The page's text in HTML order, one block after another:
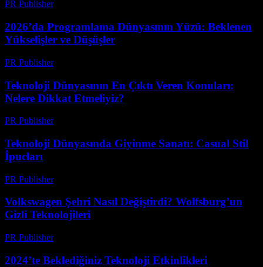
PR Publisher-
2026’da Programlama Dünyasının Yüzü: Beklenen
Yükselişler ve Düşüşler
PR Publisher-
Teknoloji Dünyasının En Çıktı Veren Konuları:
Nelere Dikkat Etmeliyiz?
PR Publisher-
Teknoloji Dünyasında Giyinme Sanatı: Casual Stil
İpucları
PR Publisher-
Volkswagen Şehri Nasıl Değiştirdi? Wolfsburg’un
Gizli Teknolojileri
PR Publisher-
2024’te Beklediğiniz Teknoloji Etkinlikleri